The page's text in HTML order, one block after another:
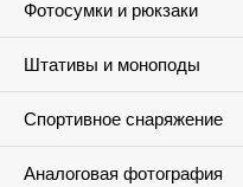
Фотосумки и рюкзаки
Штативы и моноподы
Спортивное снаряжение
Аналоговая фотография